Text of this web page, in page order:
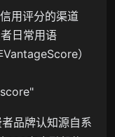
用评分的渠道
日常用语
）
品牌认知源自系